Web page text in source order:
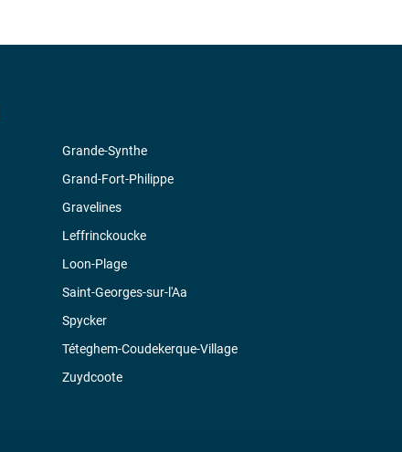
Grande-Synthe
Grand-Fort-Philippe
Gravelines
Leffrinckoucke
Loon-Plage
Saint-Georges-sur-l'Aa
Spycker
Téteghem-Coudekerque-Village
Zuydcoote